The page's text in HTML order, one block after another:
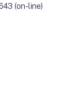
(on-line)